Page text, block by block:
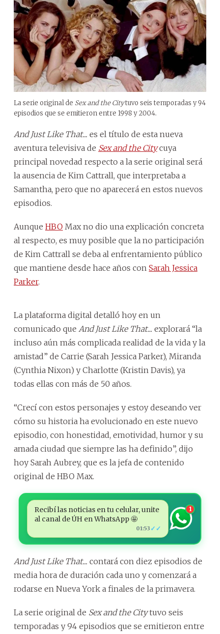
La serie original de Sex and the Citytuvo seis temporadas y 94
episodios que se emitieron entre 1998 y 2004.
And Just Like That... es el título de esta nueva
aventura televisiva de Sex and the Citycuya
principal novedad respecto a la serie original será
la ausencia de Kim Cattrall, que interpretaba a
Samantha, pero que no aparecerá en estos nuevos
episodios.
Aunque HBO Max no dio una explicación concreta
al respecto, es muy posible que la no participación
de Kim Cattrall se deba al enfrentamiento público
que mantiene desde hace años con Sarah Jessica
Parker.
La plataforma digital detalló hoy en un
comunicado que And Just Like That... explorará “la
incluso aún más complicada realidad de la vida y la
amistad” de Carrie (Sarah Jessica Parker), Miranda
(Cynthia Nixon) y Charlotte (Kristin Davis), ya
todas ellas con más de 50 años.
“Crecí con estos personajes y estoy deseando ver
cómo su historia ha evolucionado en este nuevo
episodio, con honestidad, emotividad, humor y su
amada ciudad que siempre las ha definido”, dijo
hoy Sarah Aubrey, que es la jefa de contenido
original de HBO Max.
Recibí las noticias en tu celular, unite
al canal de ÚH en WhatsApp 🤩
01:53 ✓✓
1
And Just Like That... contará con diez episodios de
media hora de duración cada uno y comenzará a
rodarse en Nueva York a finales de la primavera.
La serie original de Sex and the Citytuvo seis
temporadas y 94 episodios que se emitieron entre